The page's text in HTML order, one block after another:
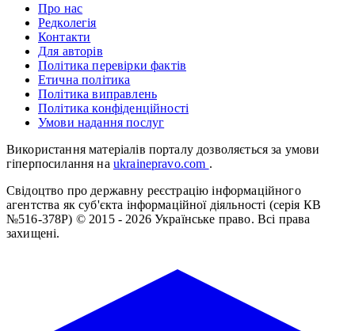
Про нас
Редколегія
Контакти
Для авторів
Політика перевірки фактів
Етична політика
Політика виправлень
Політика конфіденційності
Умови надання послуг
Використання матеріалів порталу дозволяється за умови
гіперпосилання на ukrainepravo.com .
Свідоцтво про державну реєстрацію інформаційного
агентства як суб'єкта інформаційної діяльності (серія КВ
№516-378Р) © 2015 - 2026 Українське право. Всі права
захищені.